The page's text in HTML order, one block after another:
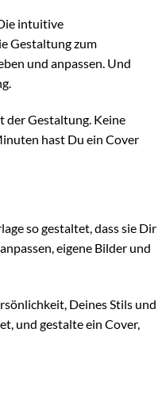
intuitive
Gestaltung zum
und anpassen. Und
der Gestaltung. Keine
hast Du ein Cover
so gestaltet, dass sie Dir
eigene Bilder und
Deines Stils und
und gestalte ein Cover,